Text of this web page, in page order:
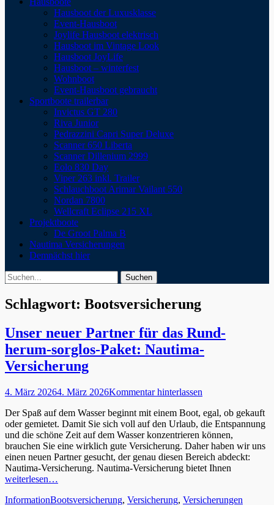
Hausboot der Luxusklasse
Event-Hausboot
Joylife Hausboot elektrisch
Hausboot im Vintage Look
Hausboot JoyLife
Hausboot – winterfest
Wohnboot
Event-Hausboot gebraucht
Sportboote trailerbar
Invictus GT 280
Riva Junior
Pedrazzini Capri Super Deluxe
Scanner 650 Liberta
Scanner Dillenium 2999
Eolo 830 Day
Viper 263 inkl. Trailer
Schlauchboot Arimar Vailant 550
Nordan 7800
Wellcraft Eclipse 215 XL
Projektboote
De Groot Palma B
Nautima Versicherungen
Demnächst hier
Suchen
Suchen
nach:
Schlagwort: Bootsversicherung
Unser neuer Partner für das Rund-
herum-sorglos-Paket: Nautima-
Versicherung
Veröffentlicht
4. März 20264. März 2026Kommentar hinterlassen
Der Spaß auf dem Wasser beginnt mit einem Boot, egal, ob gekauft
oder gemietet. Damit Sie sich voll auf den Urlaub, die Entspannung
und die schöne Zeit auf dem Wasser konzentrieren können,
brauchen Sie eine wirklich gute Versicherung. Daher haben wir uns
einen neuen Partner gesucht, der genau diesen Bereich abdeckt:
Nautima-Versicherung. Nautima-Versicherung bietet Ihnen
weiterlesen…
Kategorien
InformationSchlagworte
Bootsversicherung, Versicherung, Versicherungen